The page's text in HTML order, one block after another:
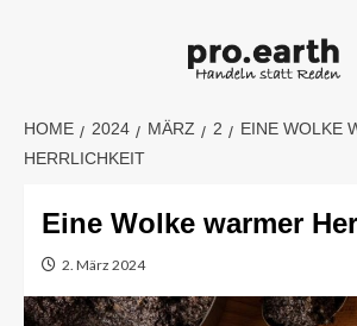
HOME 2024 MÄRZ 2
EINE WOLKE
HERRLICHKEIT
Eine Wolke warmer
2. März 2024